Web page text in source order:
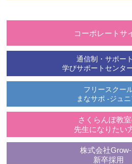
コーポレートサ
通信制・サポー
学びサポートセンタ
フリースクー
まなサポ -ジュ
さくらんぼ教
先生になりたい
株式会社
新卒採用